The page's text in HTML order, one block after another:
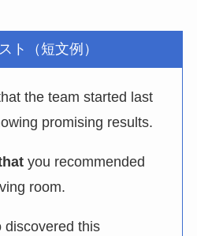
ト（短文例）
the team started last
promising results.
you recommended
room.
discovered this